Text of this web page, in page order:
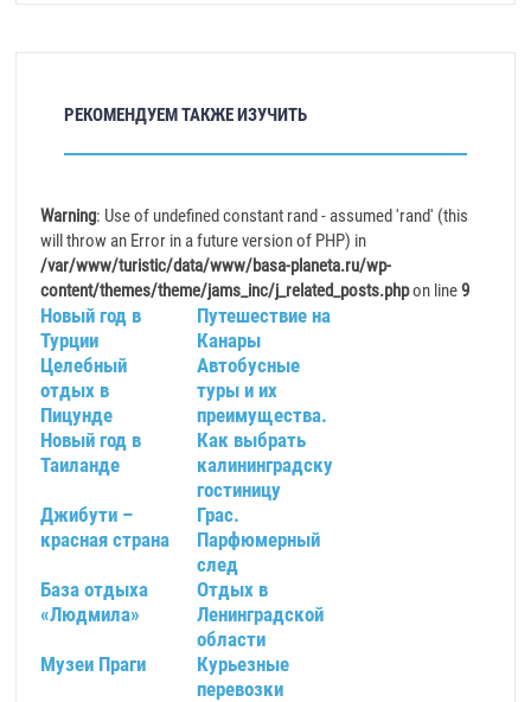
РЕКОМЕНДУЕМ ТАКЖЕ ИЗУЧИТЬ
Warning: Use of undefined constant rand - assumed 'rand' (this
will throw an Error in a future version of PHP) in
/var/www/turistic/data/www/basa-planeta.ru/wp-
content/themes/theme/jams_inc/j_related_posts.phpon line9
Новый год в
Турции
Путешествие на
Канары
Целебный
отдых в
Пицунде
Автобусные
туры и их
преимущества.
Новый год в
Таиланде
Как выбрать
калининградскую
гостиницу
Джибути –
красная страна
Грас.
Парфюмерный
след
База отдыха
«Людмила»
Отдых в
Ленинградской
области
Музеи Праги
Курьезные
перевозки